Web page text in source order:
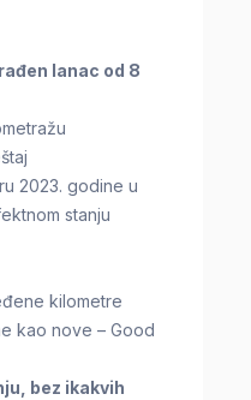
lanac od 8
2023. godine u
stanju
kilometre
kao nove – Good
bez ikakvih